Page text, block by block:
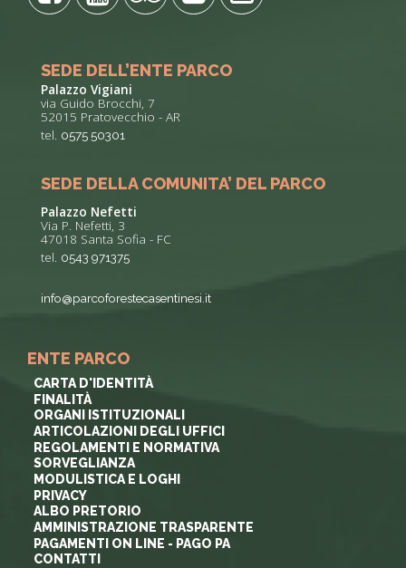
SEDE DELL’ENTE PARCO
Palazzo Vigiani
via Guido Brocchi, 7
52015 Pratovecchio - AR
tel. 0575 50301
SEDE DELLA COMUNITA’ DEL PARCO
Palazzo Nefetti
Via P. Nefetti, 3
47018 Santa Sofia - FC
tel. 0543 971375
info@parcoforestecasentinesi.it
ENTE PARCO
CARTA D'IDENTITÀ
FINALITÀ
ORGANI ISTITUZIONALI
ARTICOLAZIONI DEGLI UFFICI
REGOLAMENTI E NORMATIVA
SORVEGLIANZA
MODULISTICA E LOGHI
PRIVACY
ALBO PRETORIO
AMMINISTRAZIONE TRASPARENTE
PAGAMENTI ON LINE - PAGO PA
CONTATTI